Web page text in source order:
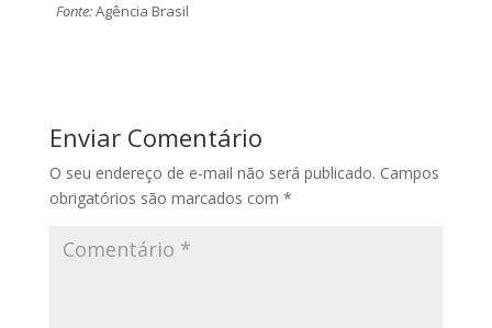
Fonte:Agência Brasil
Enviar Comentário
O seu endereço de e-mail não será publicado. Campos
obrigatórios são marcados com *